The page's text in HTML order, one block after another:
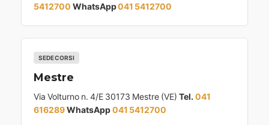
5412700 WhatsApp041 5412700
SEDE CORSI
Mestre
Via Volturno n. 4/E 30173 Mestre (VE) Tel. 041
616289WhatsApp041 5412700